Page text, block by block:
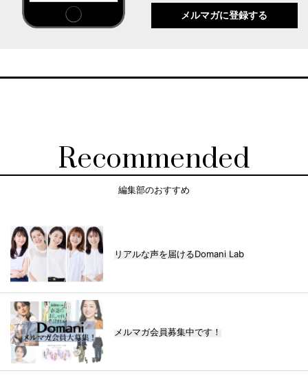
メルマガに登録する
Recommended
編集部のおすすめ
リアルな声を届けるDomani Lab
メルマガ会員募集中です！